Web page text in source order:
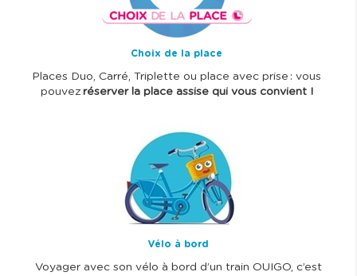
Choix de la place
Places Duo, Carré, Triplette ou place avec prise : vous
pouvez réserver la place assise qui vous convient !
Vélo à bord
Voyager avec son vélo à bord d’un train OUIGO, c’est